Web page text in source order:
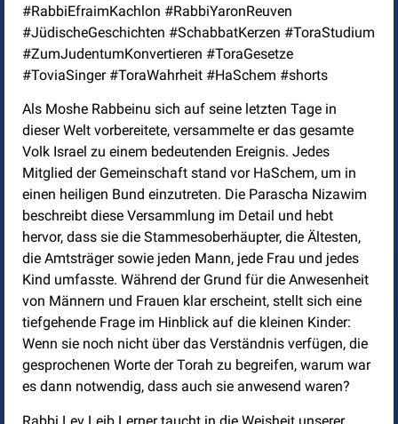
#RabbiEfraimKachlon #RabbiYaronReuven
#JüdischeGeschichten #SchabbatKerzen #ToraStudium
#ZumJudentumKonvertieren #ToraGesetze
#ToviaSinger #ToraWahrheit #HaSchem #shorts
Als Moshe Rabbeinu sich auf seine letzten Tage in
dieser Welt vorbereitete, versammelte er das gesamte
Volk Israel zu einem bedeutenden Ereignis. Jedes
Mitglied der Gemeinschaft stand vor HaSchem, um in
einen heiligen Bund einzutreten. Die Parascha Nizawim
beschreibt diese Versammlung im Detail und hebt
hervor, dass sie die Stammesoberhäupter, die Ältesten,
die Amtsträger sowie jeden Mann, jede Frau und jedes
Kind umfasste. Während der Grund für die Anwesenheit
von Männern und Frauen klar erscheint, stellt sich eine
tiefgehende Frage im Hinblick auf die kleinen Kinder:
Wenn sie noch nicht über das Verständnis verfügen, die
gesprochenen Worte der Torah zu begreifen, warum war
es dann notwendig, dass auch sie anwesend waren?